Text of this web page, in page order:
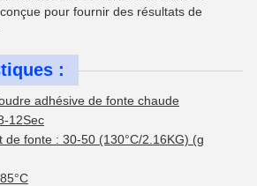
pour fournir des résultats de
:
adhésive de fonte chaude
12Sec
de fonte : 30-50 (130°C/2.16KG) (g